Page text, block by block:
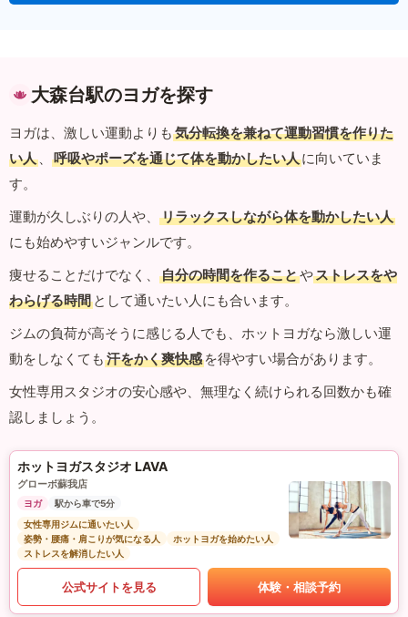
大森台駅のヨガを探す
ヨガは、激しい運動よりも 気分転換を兼ねて運動習慣を作りた
い人 、 呼吸やポーズを通じて体を動かしたい人に向いていま
す。
運動が久しぶりの人や、
リラックスしながら体を動かしたい人
にも始めやすいジャンルです。
痩せることだけでなく、
自分の時間を作ることやストレスをや
わらげる時間 として通いたい人にも合います。
ジムの負荷が高そうに感じる人でも、ホットヨガなら激しい運
動をしなくても 汗をかく爽快感 を得やすい場合があります。
女性専用スタジオの安心感や、無理なく続けられる回数かも確
認しましょう。
ホットヨガスタジオ LAVA
グローボ蘇我店
ヨガ
駅から車で5分
女性専用ジムに通いたい人
姿勢・腰痛・肩こりが気になる人
ホットヨガを始めたい人
ストレスを解消したい人
公式サイトを見る 体験・相談予約